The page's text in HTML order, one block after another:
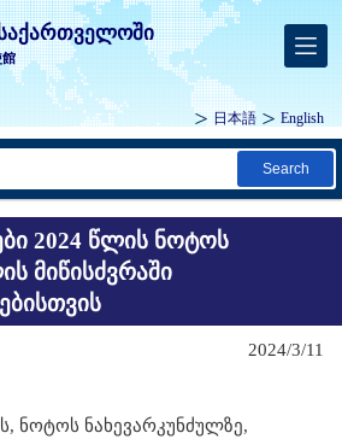
館
日本語 English
Search
2024 წლის ნოტოს
მიწისძვრაში
2024/3/11
ნოტოს ნახევარკუნძულზე,